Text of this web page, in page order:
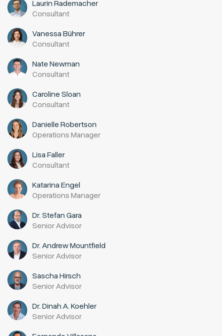
Laurin Rademacher
Consultant
Vanessa Bührer
Consultant
Nate Newman
Consultant
Caroline Sloan
Consultant
Danielle Robertson
Operations Manager
Lisa Faller
Consultant
Katarina Engel
Operations Manager
Dr. Stefan Gara
Senior Advisor
Dr. Andrew Mountfield
Senior Advisor
Sascha Hirsch
Senior Advisor
Dr. Dinah A. Koehler
Senior Advisor